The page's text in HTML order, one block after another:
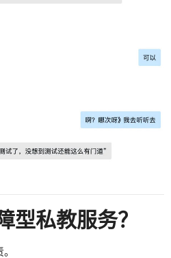
型私教服务？